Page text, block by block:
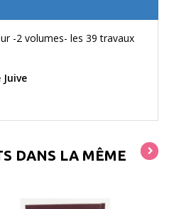
-2 volumes- les 39 travaux
DANS LA MÊME